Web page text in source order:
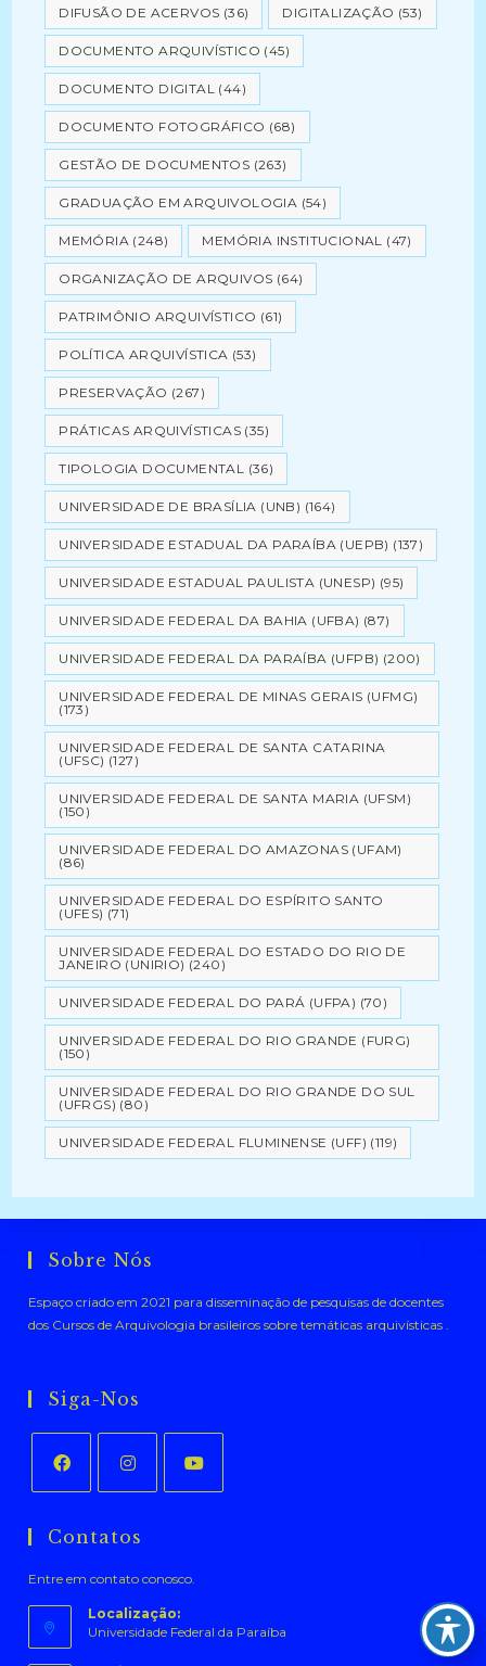
DIFUSÃO DE ACERVOS (36) DIGITALIZAÇÃO (53)
DOCUMENTO ARQUIVÍSTICO (45)
DOCUMENTO DIGITAL (44)
DOCUMENTO FOTOGRÁFICO (68)
GESTÃO DE DOCUMENTOS (263)
GRADUAÇÃO EM ARQUIVOLOGIA (54)
MEMÓRIA (248) MEMÓRIA INSTITUCIONAL (47)
ORGANIZAÇÃO DE ARQUIVOS (64)
PATRIMÔNIO ARQUIVÍSTICO (61)
POLÍTICA ARQUIVÍSTICA (53)
PRESERVAÇÃO (267)
PRÁTICAS ARQUIVÍSTICAS (35)
TIPOLOGIA DOCUMENTAL (36)
UNIVERSIDADE DE BRASÍLIA (UNB) (164)
UNIVERSIDADE ESTADUAL DA PARAÍBA (UEPB) (137)
UNIVERSIDADE ESTADUAL PAULISTA (UNESP) (95)
UNIVERSIDADE FEDERAL DA BAHIA (UFBA) (87)
UNIVERSIDADE FEDERAL DA PARAÍBA (UFPB) (200)
UNIVERSIDADE FEDERAL DE MINAS GERAIS (UFMG)
(173)
UNIVERSIDADE FEDERAL DE SANTA CATARINA
(UFSC) (127)
UNIVERSIDADE FEDERAL DE SANTA MARIA (UFSM)
(150)
UNIVERSIDADE FEDERAL DO AMAZONAS (UFAM)
(86)
UNIVERSIDADE FEDERAL DO ESPÍRITO SANTO
(UFES) (71)
UNIVERSIDADE FEDERAL DO ESTADO DO RIO DE
JANEIRO (UNIRIO) (240)
UNIVERSIDADE FEDERAL DO PARÁ (UFPA) (70)
UNIVERSIDADE FEDERAL DO RIO GRANDE (FURG)
(150)
UNIVERSIDADE FEDERAL DO RIO GRANDE DO SUL
(UFRGS) (80)
UNIVERSIDADE FEDERAL FLUMINENSE (UFF) (119)
Sobre Nós
Espaço criado em 2021 para disseminação de pesquisas de docentes
dos Cursos de Arquivologia brasileiros sobre temáticas arquivísticas .
Siga-Nos
em
nova
aba
em
nova
aba
nova
aba
Contatos
Entre em contato conosco.
Localização:
Universidade Federal da Paraíba